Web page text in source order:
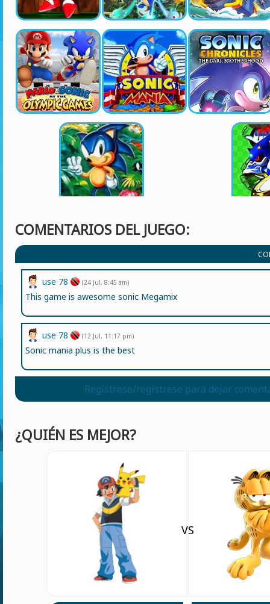
COMENTARIOS DEL JUEGO:
use 78 (12 Jul, 11:17 pm)
Sonic mania plus is the best
use 78 (24 Jul, 8:45 am)
This game is awesome sonic Megamix
Regístrese/regístrese para dejar
¿QUIÉN ES MEJOR?
VS